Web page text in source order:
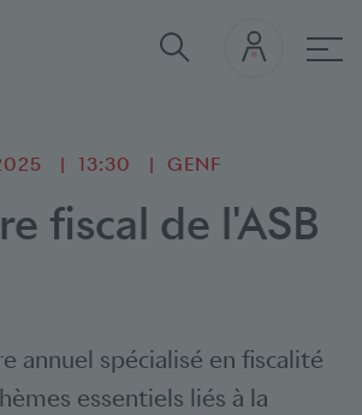
13:30 GENF
fiscal de l'ASB
annuel spécialisé en fiscalité
essentiels liés à la